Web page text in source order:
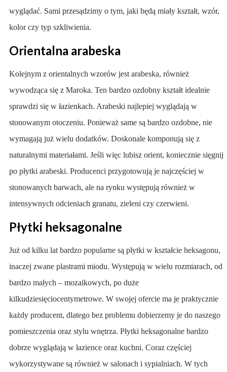
wyglądać. Sami przesądzimy o tym, jaki będą miały kształt, wzór,
kolor czy typ szkliwienia.
Orientalna arabeska
Kolejnym z orientalnych wzorów jest arabeska, również
wywodząca się z Maroka. Ten bardzo ozdobny kształt idealnie
sprawdzi się w łazienkach. Arabeski najlepiej wyglądają w
stonowanym otoczeniu. Ponieważ same są bardzo ozdobne, nie
wymagają już wielu dodatków. Doskonale komponują się z
naturalnymi materiałami. Jeśli więc lubisz orient, koniecznie sięgnij
po płytki arabeski. Producenci przygotowują je najczęściej w
stonowanych barwach, ale na rynku występują również w
intensywnych odcieniach granatu, zieleni czy czerwieni.
Płytki heksagonalne
Już od kilku lat bardzo popularne są płytki w kształcie heksagonu,
inaczej zwane plastrami miodu. Występują w wielu rozmiarach, od
bardzo małych – mozaikowych, po duże
kilkudziesięciocentymetrowe. W swojej ofercie ma je praktycznie
każdy producent, dlatego bez problemu dobierzemy je do naszego
pomieszczenia oraz stylu wnętrza. Płytki heksagonalne bardzo
dobrze wyglądają w łazience oraz kuchni. Coraz częściej
wykorzystywane są również w salonach i sypialniach. W tych